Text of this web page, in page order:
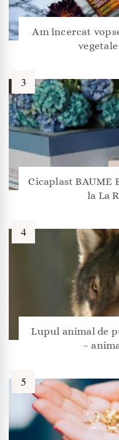
Am încercat
Cicaplast BAUME
la La
Lupul animal de
–